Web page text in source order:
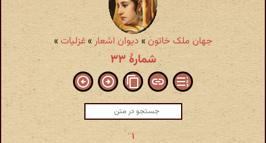
جهان ملک خاتون»دیوان اشعار»غزلیات»
شمارهٔ ۳۳